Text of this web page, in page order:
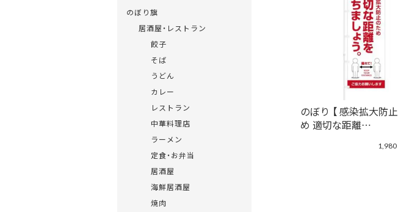
のぼり 【 感染拡大防
め 適切な距離…
1,980
のぼり旗
居酒屋・レストラン
餃子
そば
うどん
カレー
レストラン
中華料理店
ラーメン
定食・お弁当
居酒屋
海鮮居酒屋
焼肉